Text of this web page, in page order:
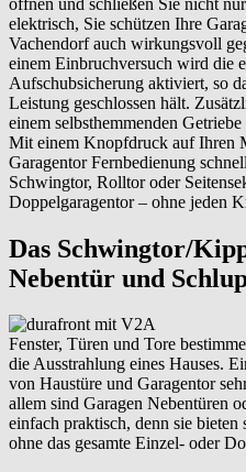
elektrisch, Sie schützen Ihre
Vachendorf auch wirkungsvoll
einem Einbruchversuch wird die
Aufschubsicherung aktiviert, so
Leistung geschlossen hält.
einem selbsthemmenden Getriebe
Mit einem Knopfdruck auf Ihren
Garagentor Fernbedienung
Schwingtor, Rolltor oder
Doppelgaragentor – ohne jeden
Das Schwingtor/
Nebentür und
Fenster, Türen und Tore
die Ausstrahlung eines Hauses.
von Haustüre und Garagentor
allem sind Garagen Nebentüren
einfach praktisch, denn sie
ohne das gesamte Einzel- oder